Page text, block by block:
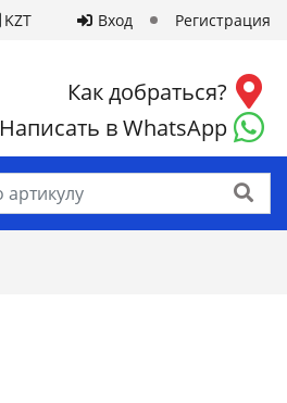
KZT Вход Регистрация
Как добраться?
Написать в WhatsApp
Найти